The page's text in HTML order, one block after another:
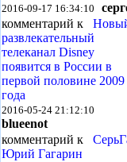
2016-09-17 16:34:10
комментарий к
развлекательный
телеканал Disney
появится в России в
первой половине 2009
года
2016-05-24 21:12:10
blueenot
комментарий к
Юрий Гагарин